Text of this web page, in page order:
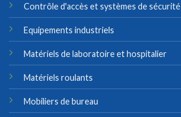
Contrôle d'accès et systèmes de sécurité
Equipements industriels
Matériels de laboratoire et hospitalier
Matériels roulants
Mobiliers de bureau